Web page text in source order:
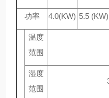
功率 4.0(KW) 5.5 (KW)
温度
范围
湿度
范围